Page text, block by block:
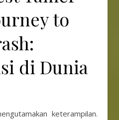
to
di Dunia
keterampilan.